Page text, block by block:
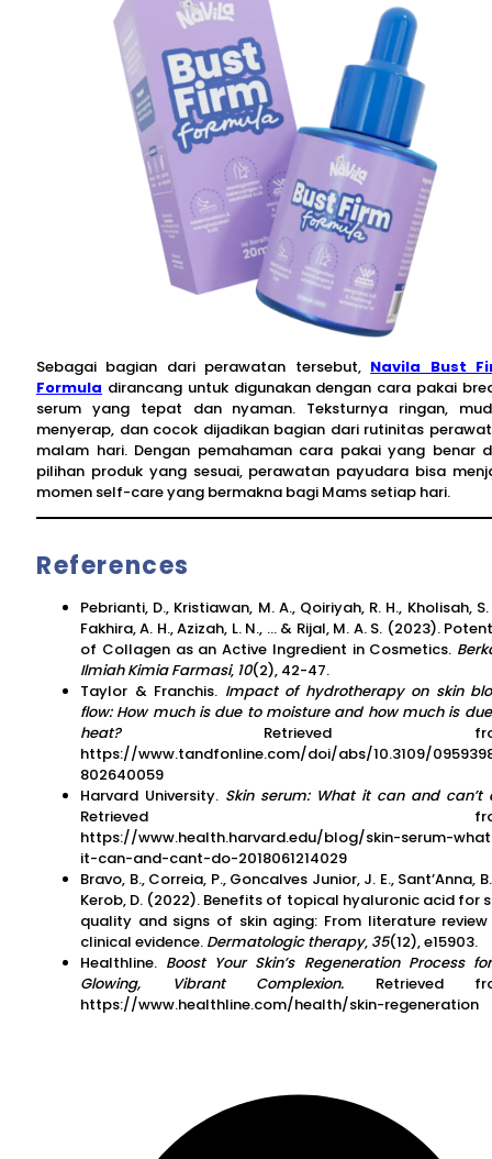
Sebagai bagian dari perawatan tersebut, Navila Bust
Formula dirancang untuk digunakan dengan cara pakai
serum yang tepat dan nyaman. Teksturnya ringan,
menyerap, dan cocok dijadikan bagian dari rutinitas
malam hari. Dengan pemahaman cara pakai yang benar
pilihan produk yang sesuai, perawatan payudara bisa
momen self-care yang bermakna bagi Mams setiap hari.
References
Pebrianti, D., Kristiawan, M. A., Qoiriyah, R. H., Kholisah, S.
Fakhira, A. H., Azizah, L. N., … & Rijal, M. A. S. (2023).
of Collagen as an Active Ingredient in Cosmetics.
Ilmiah Kimia Farmasi, 10(2), 42-47.
Taylor & Franchis. Impact of hydrotherapy on skin
flow: How much is due to moisture and how much is
heat? Retrieved
https://www.tandfonline.com/doi/abs/10.3109/
802640059
Harvard University. Skin serum: What it can and can’t
Retrieved
https://www.health.harvard.edu/blog/skin-serum-
it-can-and-cant-do-2018061214029
Bravo, B., Correia, P., Goncalves Junior, J. E., Sant’Anna,
Kerob, D. (2022). Benefits of topical hyaluronic acid for
quality and signs of skin aging: From literature
clinical evidence. Dermatologic therapy, 35(12), e15903.
Healthline. Boost Your Skin’s Regeneration Process
Glowing, Vibrant Complexion. Retrieved
https://www.healthline.com/health/skin-regeneration